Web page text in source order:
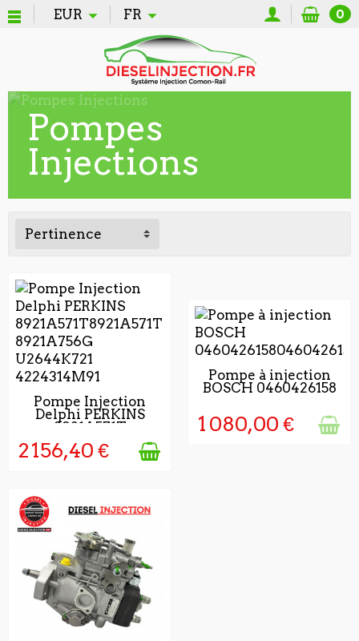
EUR FR 0
Pompes
Injections
Pertinence
2 - 3 JOURS APRÈS
VALIDATION DE LA
Pompe Injection
Delphi PERKINS
8921A571T
2 156,40 €
RUPTURE DE STOCK
Pompe à injection
BOSCH 0460426158
1 080,00 €